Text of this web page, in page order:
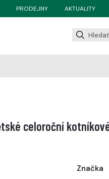
PRODEJNY AKTUALITY
celoroční
Značka